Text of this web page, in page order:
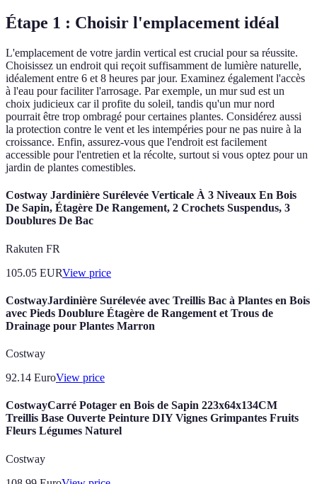
Étape 1 : Choisir l'emplacement idéal
L'emplacement de votre jardin vertical est crucial pour sa réussite.
Choisissez un endroit qui reçoit suffisamment de lumière naturelle,
idéalement entre 6 et 8 heures par jour. Examinez également l'accès
à l'eau pour faciliter l'arrosage. Par exemple, un mur sud est un
choix judicieux car il profite du soleil, tandis qu'un mur nord
pourrait être trop ombragé pour certaines plantes. Considérez aussi
la protection contre le vent et les intempéries pour ne pas nuire à la
croissance. Enfin, assurez-vous que l'endroit est facilement
accessible pour l'entretien et la récolte, surtout si vous optez pour un
jardin de plantes comestibles.
Costway Jardinière Surélevée Verticale À 3 Niveaux En Bois
De Sapin, Étagère De Rangement, 2 Crochets Suspendus, 3
Doublures De Bac
Rakuten FR
105.05 EURView price
CostwayJardinière Surélevée avec Treillis Bac à Plantes en Bois
avec Pieds Doublure Étagère de Rangement et Trous de
Drainage pour Plantes Marron
Costway
92.14 EuroView price
CostwayCarré Potager en Bois de Sapin 223x64x134CM
Treillis Base Ouverte Peinture DIY Vignes Grimpantes Fruits
Fleurs Légumes Naturel
Costway